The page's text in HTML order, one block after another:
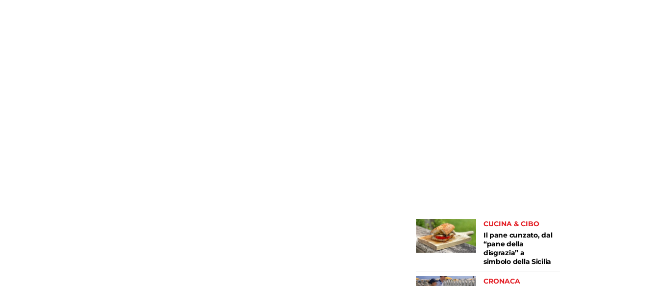
CUCINA & CIBO
Il pane cunzato, dal
“pane della
disgrazia” a
simbolo della Sicilia
CRONACA